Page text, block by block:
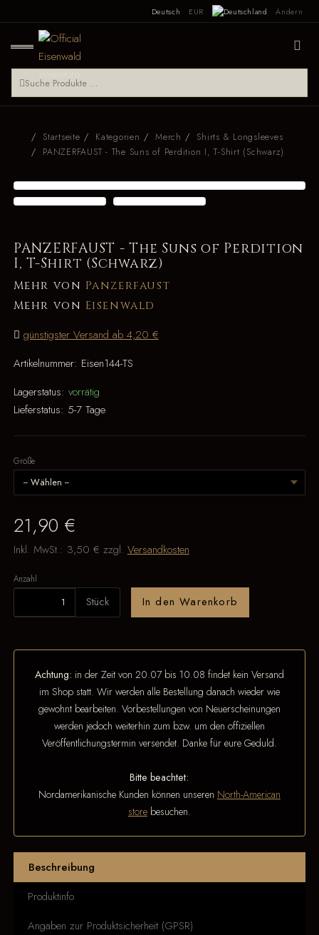
Deutsch EUR Ändern
Startseite Kategorien Merch
Shirts & Longsleeves
PANZERFAUST - The Suns of Perdition I, T-Shirt (Schwarz)
PANZERFAUST - The Suns of Perdition
I, T-Shirt (Schwarz)
Mehr von Panzerfaust
Mehr von Eisenwald
günstigster Versand ab 4,20 €
Artikelnummer: Eisen144-TS
Lagerstatus: vorrätig
Lieferstatus: 5-7 Tage
Größe
21,90 €
Inkl. MwSt.: 3,50 € zzgl. Versandkosten
Anzahl
Stück In den Warenkorb
Achtung: in der Zeit von 20.07 bis 10.08 findet kein Versand
im Shop statt. Wir werden alle Bestellung danach wieder wie
gewohnt bearbeiten. Vorbestellungen von Neuerscheinungen
werden jedoch weiterhin zum bzw. um den offiziellen
Veröffentlichungstermin versendet. Danke für eure Geduld.
Bitte beachtet:
Nordamerikanische Kunden können unseren North-American
storebesuchen.
Beschreibung
Produktinfo
Angaben zur Produktsicherheit (GPSR)